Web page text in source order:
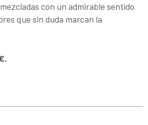
con un admirable sentido
que sin duda marcan la